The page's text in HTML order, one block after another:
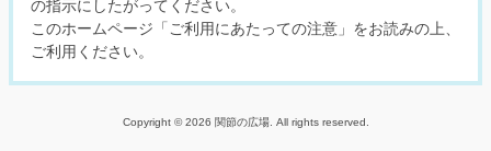
の指示にしたがってください。
このホームページ「ご利用にあたっての注意」をお読みの上、
ご利用ください。
Copyright © 2026 関節の広場. All rights reserved.